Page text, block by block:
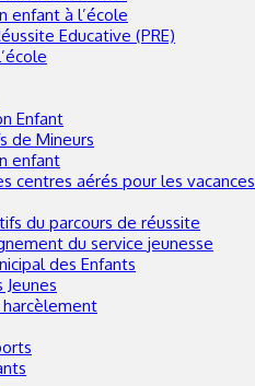
enfant à l’école
Educative (PRE)
Enfant
de Mineurs
enfant
centres aérés pour les
du parcours de réussite
du service jeunesse
des Enfants
Jeunes